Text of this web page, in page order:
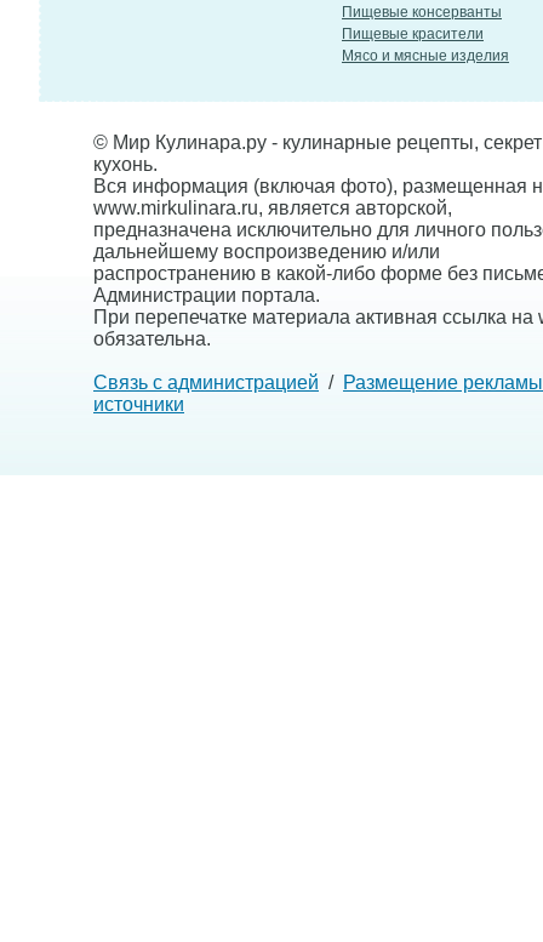
Пищевые консерванты
Пищевые красители
Мясо и мясные изделия
© Мир Кулинара.ру - кулинарные рецепты,
кухонь.
Вся информация (включая фото), размещенная
www.mirkulinara.ru, является авторской,
предназначена исключительно для личного
дальнейшему воспроизведению и/или
распространению в какой-либо форме без
Администрации портала.
При перепечатке материала активная ссылка на
обязательна.
Связь с администрацией / Размещение рекламы
источники